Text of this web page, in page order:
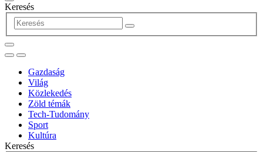
Keresés
Gazdaság
Világ
Közlekedés
Zöld témák
Tech-Tudomány
Sport
Kultúra
Keresés